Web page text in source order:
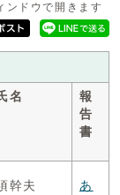
ンドウで開きます
名
報
告
書
幹夫
あ